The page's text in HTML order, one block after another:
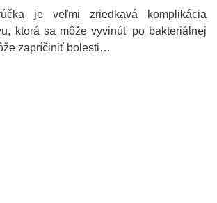
je veľmi zriedkavá komplikácia
ktorá sa môže vyvinúť po bakteriálnej
zapríčiniť bolesti…